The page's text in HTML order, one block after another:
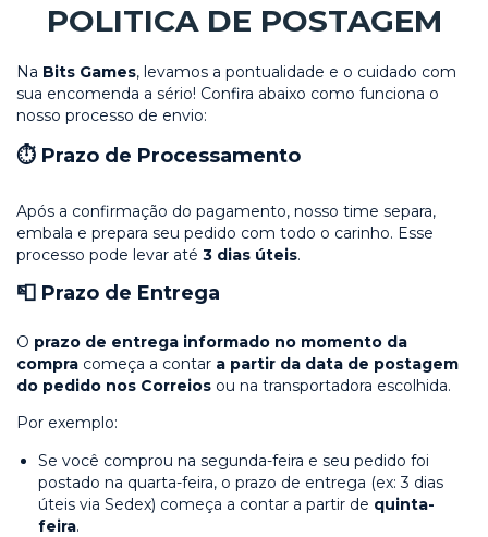
POLITICA DE POSTAGEM
Na Bits Games, levamos a pontualidade e o cuidado com
sua encomenda a sério! Confira abaixo como funciona o
nosso processo de envio:
⏱️ Prazo de Processamento
Após a confirmação do pagamento, nosso time separa,
embala e prepara seu pedido com todo o carinho. Esse
processo pode levar até 3 dias úteis.
📮 Prazo de Entrega
O prazo de entrega informado no momento da
compra começa a contar a partir da data de postagem
do pedido nos Correios ou na transportadora escolhida.
Por exemplo:
Se você comprou na segunda-feira e seu pedido foi
postado na quarta-feira, o prazo de entrega (ex: 3 dias
úteis via Sedex) começa a contar a partir de quinta-
feira.